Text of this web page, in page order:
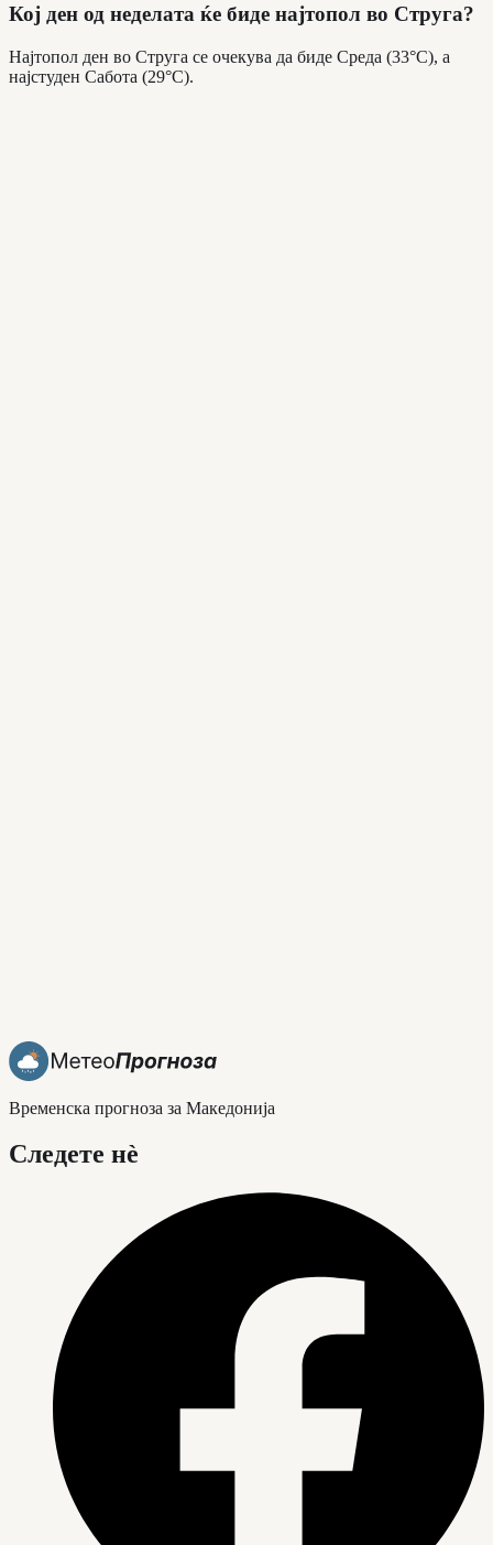
Кој ден од неделата ќе биде најтопол во Струга?
Најтопол ден во Струга се очекува да биде Среда (33°C), а
најстуден Сабота (29°C).
Временска прогноза за Македонија
Следете нè